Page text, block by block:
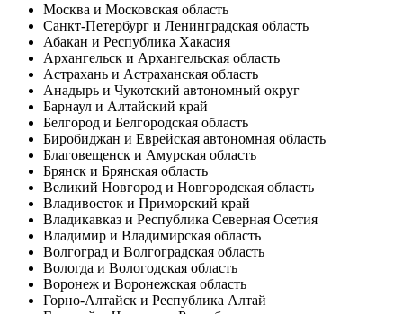
Москва и Московская область
Санкт-Петербург и Ленинградская область
Абакан и Республика Хакасия
Архангельск и Архангельская область
Астрахань и Астраханская область
Анадырь и Чукотский автономный округ
Барнаул и Алтайский край
Белгород и Белгородская область
Биробиджан и Еврейская автономная область
Благовещенск и Амурская область
Брянск и Брянская область
Великий Новгород и Новгородская область
Владивосток и Приморский край
Владикавказ и Республика Северная Осетия
Владимир и Владимирская область
Волгоград и Волгоградская область
Вологда и Вологодская область
Воронеж и Воронежская область
Горно-Алтайск и Республика Алтай